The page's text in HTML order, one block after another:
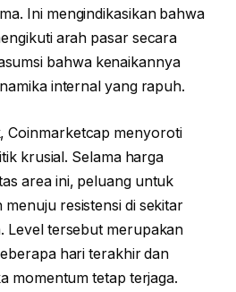
Ini mengindikasikan bahwa
arah pasar secara
bahwa kenaikannya
internal yang rapuh.
Coinmarketcap menyoroti
krusial. Selama harga
area ini, peluang untuk
resistensi di sekitar
Level tersebut merupakan
hari terakhir dan
momentum tetap terjaga.